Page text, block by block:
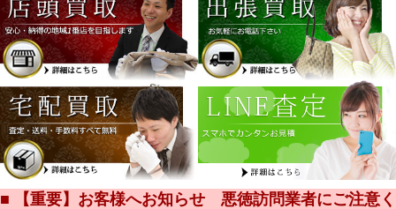
■ 【重要】お客様へお知らせ 悪徳訪問業者にご注意く